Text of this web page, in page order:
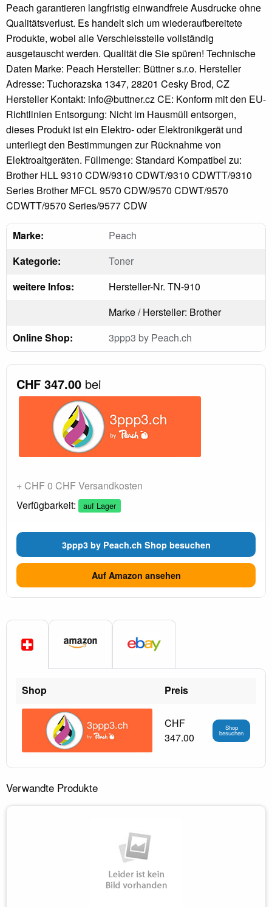
Peach garantieren langfristig einwandfreie Ausdrucke ohne
Qualitätsverlust. Es handelt sich um wiederaufbereitete
Produkte, wobei alle Verschleissteile vollständig
ausgetauscht werden. Qualität die Sie spüren! Technische
Daten Marke: Peach Hersteller: Büttner s.r.o. Hersteller
Adresse: Tuchorazska 1347, 28201 Cesky Brod, CZ
Hersteller Kontakt: info@buttner.cz CE: Konform mit den EU-
Richtlinien Entsorgung: Nicht im Hausmüll entsorgen,
dieses Produkt ist ein Elektro- oder Elektronikgerät und
unterliegt den Bestimmungen zur Rücknahme von
Elektroaltgeräten. Füllmenge: Standard Kompatibel zu:
Brother HLL 9310 CDW/9310 CDWT/9310 CDWTT/9310
Series Brother MFCL 9570 CDW/9570 CDWT/9570
CDWTT/9570 Series/9577 CDW
Marke:
Peach
Kategorie:
Toner
weitere Infos:
Hersteller-Nr. TN-910
Marke / Hersteller: Brother
Online Shop:
3ppp3 by Peach.ch
CHF 347.00 bei
+ CHF 0 CHF Versandkosten
Verfügbarkeit:
auf Lager
3ppp3 by Peach.ch Shop besuchen
Auf Amazon ansehen
Shop Preis
CHF
347.00
Shop
besuchen
Verwandte Produkte